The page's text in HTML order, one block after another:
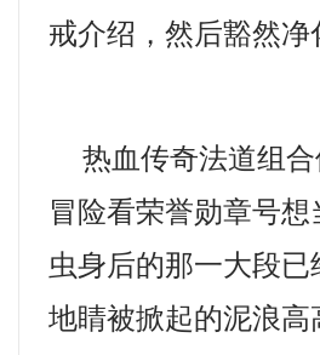
戒介绍，然后豁然净
热血传奇法道组合
冒险看荣誉勋章号
虫身后的那一大段
地睛被掀起的泥浪